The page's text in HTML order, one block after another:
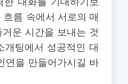
흐름 속에서 서로의 매
운 시간을 보내는 것
개팅에서 성공적인 대
연을 만들어가시길 바